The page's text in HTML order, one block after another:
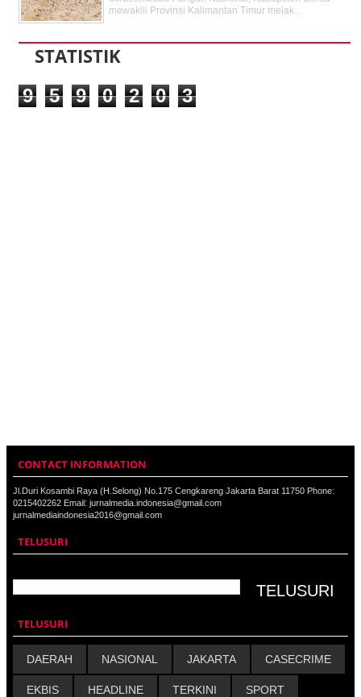
mewakili Provinsi Kalimantan Timur melak...
STATISTIK
9 5 9 0 2 0 3
CONTACT INFORMATION
Jl.Duri Kosambi Raya (H.Selong) No.175 Cengkareng Jakarta Barat 11750 Phone:
0215402262 Email: jurnalmedia.indonesia@gmail.com
jurnalmediaindonesia2016@gmail.com
TELUSURI
TELUSURI
DAERAH NASIONAL JAKARTA CASECRIME
EKBIS HEADLINE TERKINI SPORT